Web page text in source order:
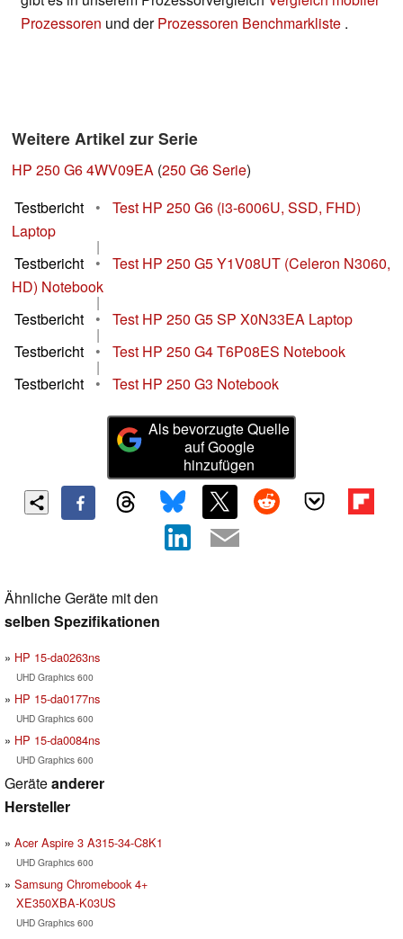
Prozessoren und derProzessoren Benchmarkliste .
Weitere Artikel zur Serie
HP 250 G6 4WV09EA (250 G6 Serie)
Testbericht
•
Test HP 250 G6 (i3-6006U, SSD, FHD)
Laptop
|
Testbericht
•
Test HP 250 G5 Y1V08UT (Celeron N3060,
HD) Notebook
|
Testbericht
• Test HP 250 G5 SP X0N33EA Laptop
|
Testbericht
• Test HP 250 G4 T6P08ES Notebook
|
Testbericht
• Test HP 250 G3 Notebook
Als bevorzugte Quelle
auf Google
hinzufügen
Ähnliche Geräte mit den
selben Spezifikationen
HP 15-da0263ns
UHD Graphics 600
HP 15-da0177ns
UHD Graphics 600
HP 15-da0084ns
UHD Graphics 600
Geräteanderer
Hersteller
Acer Aspire 3 A315-34-C8K1
UHD Graphics 600
Samsung Chromebook 4+
XE350XBA-K03US
UHD Graphics 600